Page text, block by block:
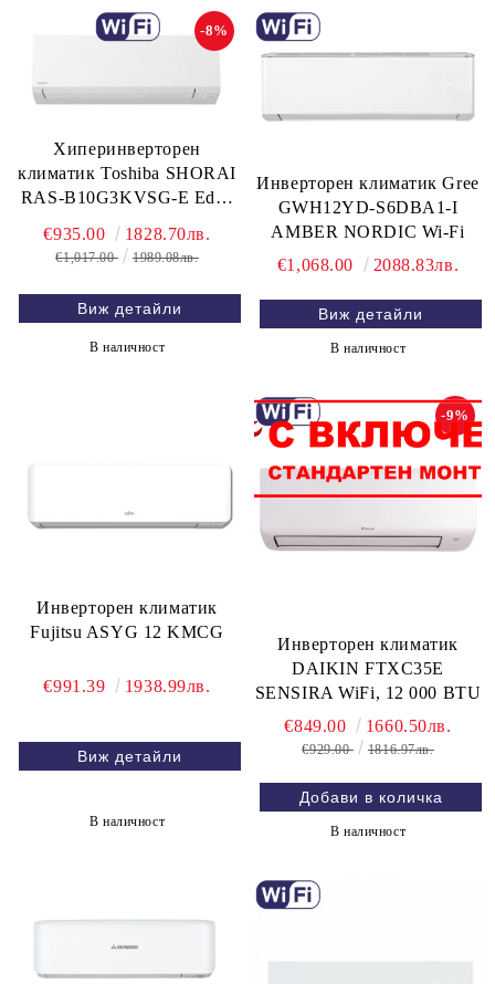
Хиперинверторен
климатик Toshiba SHORAI
RAS-B10G3KVSG-E Edge
WiFi, 10 000 BTU
-8%
€935.00 1828.70лв.
€1,017.00 1989.08лв.
Виж детайли
В наличност
Инверторен климатик Gree
GWH12YD-S6DBA1-I
AMBER NORDIC Wi-Fi
€1,068.00
2088.83лв.
Виж детайли
В наличност
Инверторен климатик
Fujitsu ASYG 12 KMCG
€991.39 1938.99лв.
Виж детайли
В наличност
Инверторен климатик
DAIKIN FTXC35E
SENSIRA WiFi, 12 000 BTU
-9%
€849.00 1660.50лв.
€929.00 1816.97лв.
В наличност